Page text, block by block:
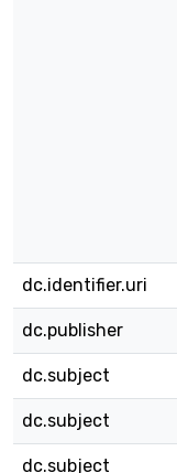
dc.identifier.uri
dc.publisher
dc.subject
dc.subject
dc.subject